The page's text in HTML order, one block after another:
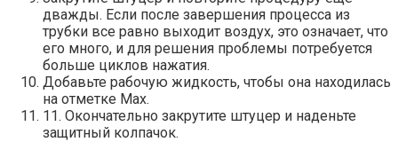
дважды. Если после завершения процесса из
трубки все равно выходит воздух, это означает, что
его много, и для решения проблемы потребуется
больше циклов нажатия.
Добавьте рабочую жидкость, чтобы она находилась
на отметке Max.
11. Окончательно закрутите штуцер и наденьте
защитный колпачок.